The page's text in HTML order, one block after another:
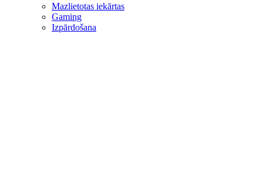
Mazlietotas iekārtas
Gaming
Izpārdošana